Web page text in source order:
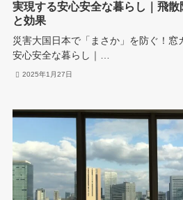
実現する安心安全な暮らし｜飛
と効果
災害大国日本で「まさか」を防ぐ！窓
安心安全な暮らし｜…
2025年1月27日